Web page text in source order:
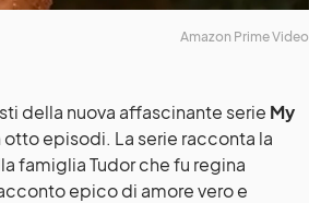
Amazon Prime Video
della nuova affascinante serie My
otto episodi. La serie racconta la
famiglia Tudor che fu regina
epico di amore vero e